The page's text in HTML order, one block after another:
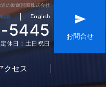
の新輝国際株式会社
語 English
5445
定休日：土日祝日
クセス
お問合せ